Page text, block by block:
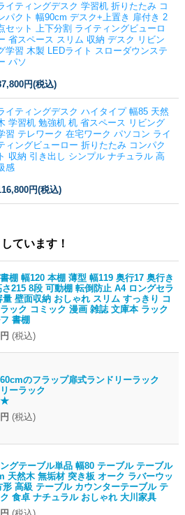
イティングデスク 学習机 折りたたみ コ
パクト 幅90cm デスク+上置き 扉付き 2
セット 上下分割 ライティングビューロ
省スペース スリム 収納 デスク リビン
学習 木製 LEDライト スローダウンステ
パソ
円(税込)
イティングデスク ハイタイプ 幅85 天然
学習机 勉強机 机 省スペース リビング
習 テレワーク 在宅ワーク パソコン ライ
ィングビューロー 折りたたみ コンパク
ト 収納 引き出し シンプル ナチュラル 高
感
円(税込)
ています！
棚 幅120 本棚 薄型 幅119 奥行17 奥行き
215 8段 可動棚 転倒防止 A4 ロングセラ
量 壁面収納 おしゃれ スリム すっきり コ
ック コミック 漫画 雑誌 文庫本 ラック
書棚
(税込)
のフラップ扉式ランドリーラック
リーラック
(税込)
グテーブル単品 幅80 テーブル テーブル
天然木 無垢材 突き板 オーク ラバーウッ
形 高級 テーブル カウンターテーブル テ
食卓 ナチュラル おしゃれ 大川家具